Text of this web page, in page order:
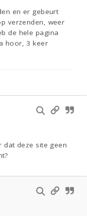
en er gebeurt
verzenden, weer
de hele pagina
hoor, 3 keer
dat deze site geen